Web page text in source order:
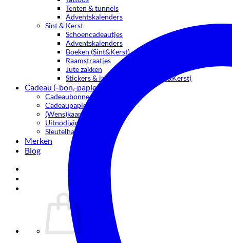
Tenten & tunnels
Adventskalenders
Sint & Kerst
Schoencadeautjes
Adventskalenders
Boeken (Sint&Kerst)
Raamstraatjes
Jute zakken
Stickers & inpakmaterialen (Sint&Kerst)
Cadeau (-bon,-papier&kaartjes)
Cadeaubonnen
Cadeaupapier
(Wens)kaartjes
Uitnodigingen
Sleutelhangers
Merken
Blog